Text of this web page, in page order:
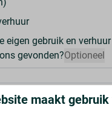
eigen gebruik en verhuur
gevonden?Optioneel
Downloaden
maakt gebruik